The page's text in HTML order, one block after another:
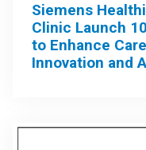
Siemens
Clinic Launch
to Enhance
Innovation and